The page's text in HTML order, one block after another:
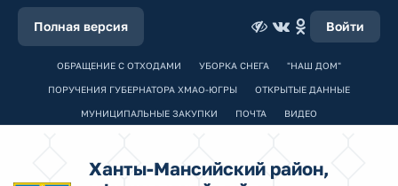
Полная версия Войти
ОБРАЩЕНИЕ С ОТХОДАМИ УБОРКА СНЕГА "НАШ ДОМ"
ПОРУЧЕНИЯ ГУБЕРНАТОРА ХМАО-ЮГРЫ ОТКРЫТЫЕ ДАННЫЕ
МУНИЦИПАЛЬНЫЕ ЗАКУПКИ ПОЧТА ВИДЕО
Ханты-Мансийский район,